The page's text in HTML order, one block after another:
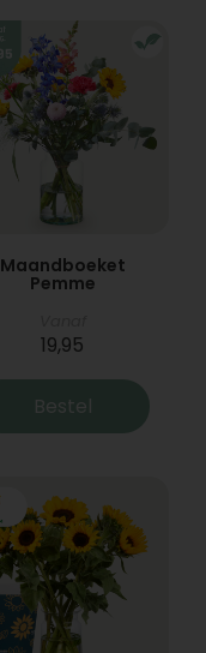
Maandboeket
Pemme
19,95
Bestel